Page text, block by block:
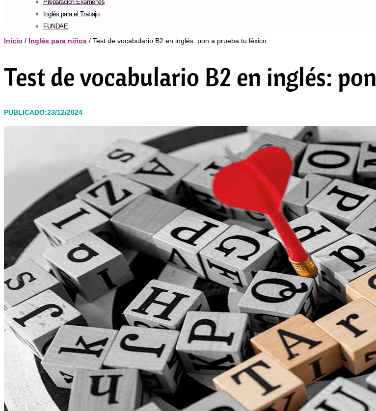
Preparación Exámenes
Inglés para el Trabajo
FUNDAE
Inicio / Inglés para niños / Test de vocabulario B2 en inglés: pon a prueba tu léxico
Test de vocabulario B2 en inglés:
PUBLICADO:23/12/2024